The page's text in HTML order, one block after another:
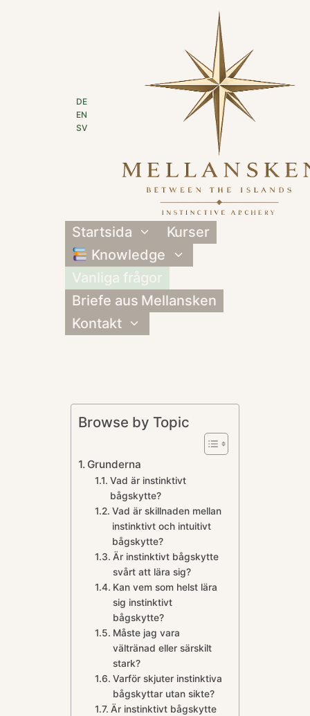
DE
EN
SV
Startsida
Toggle
menu
Kurser
Knowledge
child
Vanliga frågor
Briefe aus Mellansken
Kontakt
child
Browse by Topic
Grunderna
Vad är instinktivt
bågskytte?
Vad är skillnaden mellan
instinktivt och intuitivt
bågskytte?
Är instinktivt bågskytte
svårt att lära sig?
Kan vem som helst lära
sig instinktivt
bågskytte?
Måste jag vara
vältränad eller särskilt
stark?
Varför skjuter instinktiva
bågskyttar utan sikte?
Är instinktivt bågskytte